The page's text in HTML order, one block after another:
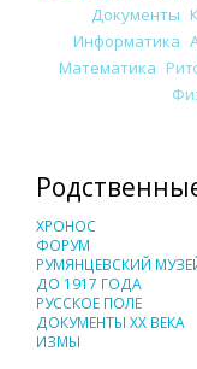
Документы
Информатика
Математика
ХРОНОС
ФОРУМ
РУМЯНЦЕВСКИЙ
ДО 1917 ГОДА
РУССКОЕ ПОЛЕ
ДОКУМЕНТЫ XX ВЕКА
ИЗМЫ